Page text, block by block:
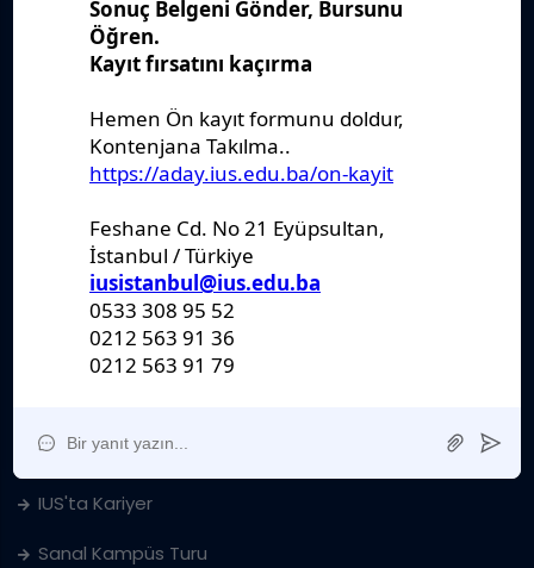
Kararlar
Raporlar
Formlar
Kayıt Kabul
Denklik
Ders Katalogları
Sanat Galerisi
IUS'ta Kariyer
Sanal Kampüs Turu